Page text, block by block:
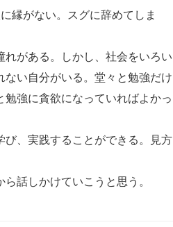
縁がない。スグに辞めてしま
がある。しかし、社会をいろい
い自分がいる。堂々と勉強だけ
強に貪欲になっていればよかっ
、実践することができる。見方
話しかけていこうと思う。